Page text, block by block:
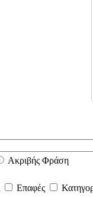
Ακριβής Φράση
Επαφές